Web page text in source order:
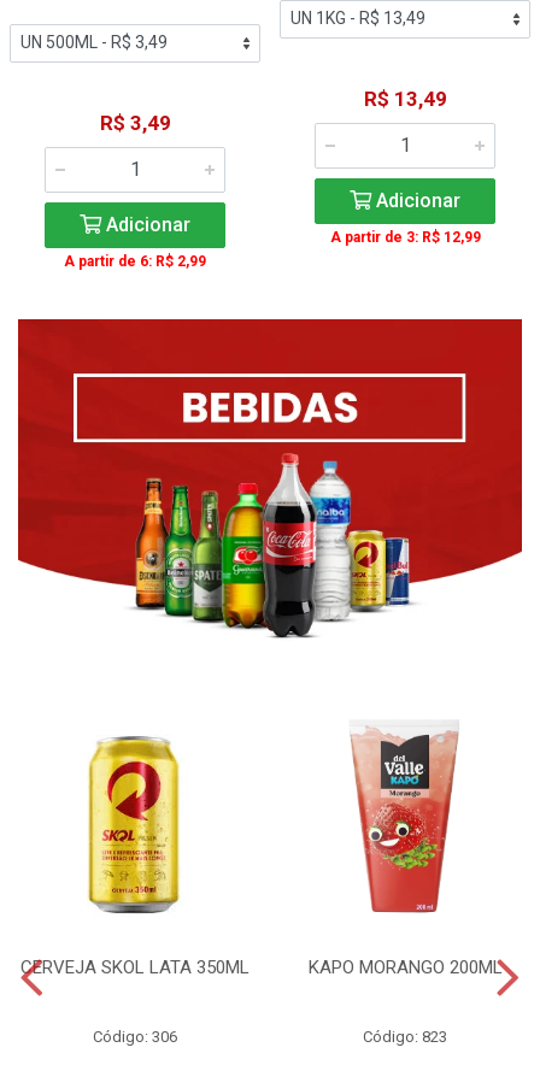
R$ 3,49
Adicionar
A partir de 6: R$ 2,99
R$ 13,49
Adicionar
A partir de 3: R$ 12,99
CERVEJA SKOL LATA 350ML
Código: 306
KAPO MORANGO 200ML
Código: 823